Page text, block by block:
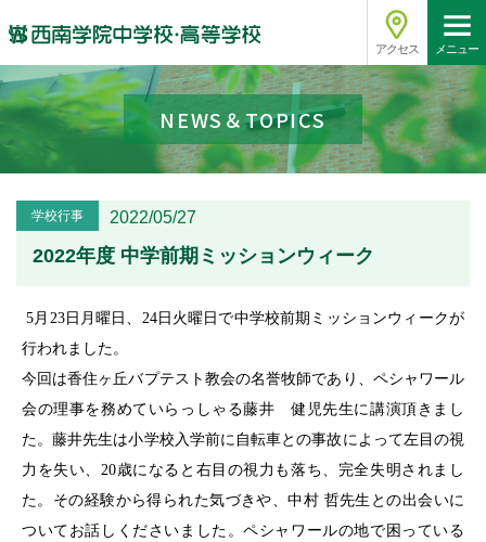
アクセス メニュー
NEWS＆TOPICS
学校行事 2022/05/27
2022年度 中学前期ミッションウィーク
5月23日月曜日、24日火曜日で中学校前期ミッションウィークが
行われました。
今回は香住ヶ丘バプテスト教会の名誉牧師であり、ペシャワール
会の理事を務めていらっしゃる藤井 健児先生に講演頂きまし
た。藤井先生は小学校入学前に自転車との事故によって左目の視
力を失い、20歳になると右目の視力も落ち、完全失明されまし
た。その経験から得られた気づきや、中村 哲先生との出会いに
ついてお話しくださいました。ペシャワールの地で困っている